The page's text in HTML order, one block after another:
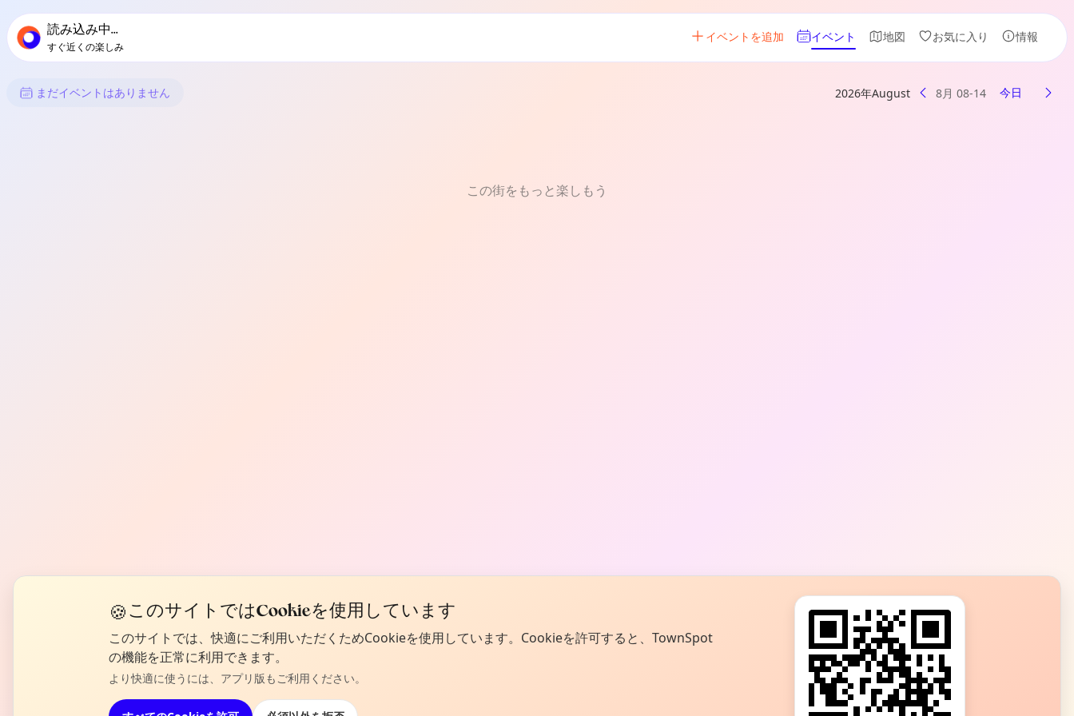
の地域イベントコンテンツ
読み込み中...
すぐ近くの楽しみ
イベントを追加 イベント 地図 お気に入り 情報
Alambreのイベント
まだイベントはありません 2026年August 8月 08-14 今日
この街をもっと楽しもう
🍪 このサイトではCookieを使用しています
このサイトでは、快適にご利用いただくためCookieを使用しています。Cookieを許可すると、TownSpot
の機能を正常に利用できます。
より快適に使うには、アプリ版もご利用ください。